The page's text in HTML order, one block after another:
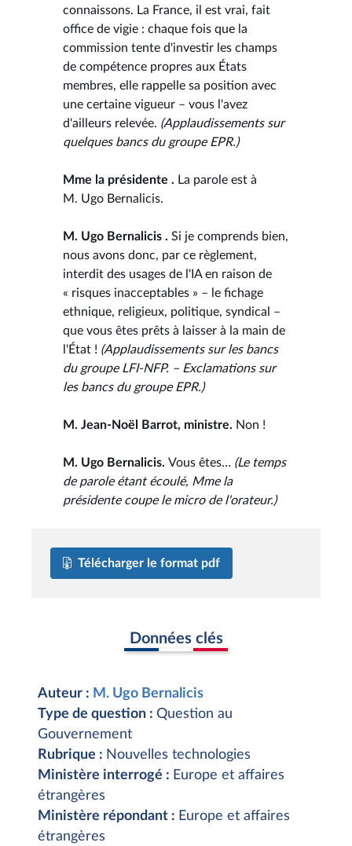
connaissons. La France, il est vrai, fait
office de vigie : chaque fois que la
commission tente d'investir les champs
de compétence propres aux États
membres, elle rappelle sa position avec
une certaine vigueur – vous l'avez
d'ailleurs relevée. (Applaudissements sur
quelques bancs du groupe EPR.)
Mme la présidente . La parole est à
M. Ugo Bernalicis.
M. Ugo Bernalicis . Si je comprends bien,
nous avons donc, par ce règlement,
interdit des usages de l'IA en raison de
« risques inacceptables » – le fichage
ethnique, religieux, politique, syndical –
que vous êtes prêts à laisser à la main de
l'État ! (Applaudissements sur les bancs
du groupe LFI-NFP. – Exclamations sur
les bancs du groupe EPR.)
M. Jean-Noël Barrot, ministre. Non !
M. Ugo Bernalicis. Vous êtes… (Le temps
de parole étant écoulé, Mme la
présidente coupe le micro de l'orateur.)
Télécharger le format pdf
Données clés
Auteur : M. Ugo Bernalicis
Type de question : Question au
Gouvernement
Rubrique : Nouvelles technologies
Ministère interrogé : Europe et affaires
étrangères
Ministère répondant : Europe et affaires
étrangères